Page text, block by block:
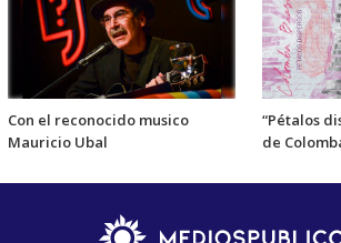
Con el reconocido musico
Mauricio Ubal
“Pétalos
de